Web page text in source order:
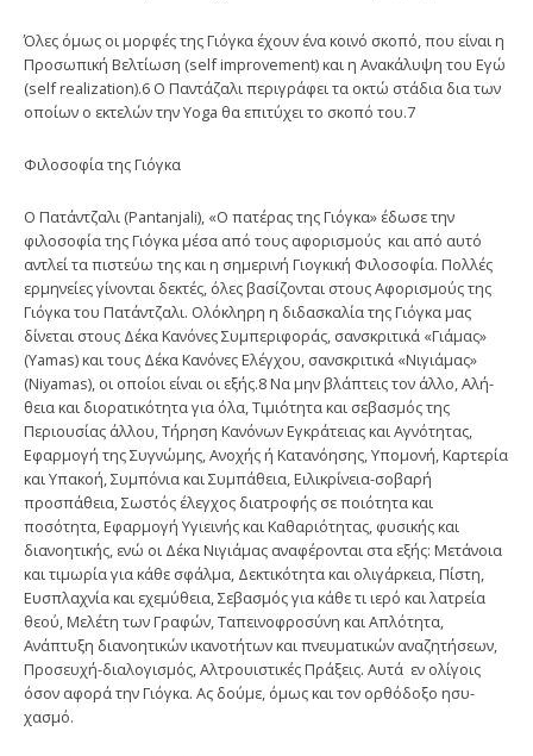
Όλες όμως οι μορφές της Γιόγκα έχουν ένα κοινό σκοπό, που είναι η
Προ­σωπική Βελτίωση (self improvement) και η Ανακάλυψη του Εγώ
(self realization).6 Ο Παντάζαλι περιγράφει τα οκτώ στάδια δια των
οποίων ο εκτελών την Yoga θα επιτύχει το σκοπό του.7
Φιλοσοφία της Γιόγκα
Ο Πατάντζαλι (Pantanjali), «Ο πατέρας της Γιόγκα» έδωσε την
φιλοσοφία της Γιόγκα μέσα από τους αφορισμούς και από αυτό
αντλεί τα πιστεύω της και η σημερινή Γιογκική Φιλοσοφία. Πολλές
ερμηνείες γίνονται δεκτές, όλες βασίζονται στους Αφορισμούς της
Γιόγκα του Πατάντζαλι. Ολόκληρη η διδα­σκαλία της Γιόγκα μας
δίνεται στους Δέκα Κανόνες Συμπεριφοράς, σαν­σκριτικά «Γιάμας»
(Yamas) και τους Δέκα Κανόνες Ελέγχου, σανσκριτικά «Νιγιάμας»
(Niyamas), οι οποίοι είναι οι εξής.8 Να μην βλάπτεις τον άλλο, Αλή­
θεια και διορατικότητα για όλα, Τιμιότητα και σεβασμός της
Περιουσίας άλλου, Τήρηση Κανόνων Εγκράτειας και Αγνότητας,
Εφαρμογή της Συγνώμης, Ανοχής ή Κατανόησης, Υπομονή, Καρτερία
και Υπακοή, Συμπόνια και Συμπά­θεια, Ειλικρίνεια-σοβαρή
προσπάθεια, Σωστός έλεγχος διατροφής σε ποιό­τητα και
ποσότητα, Εφαρμογή Υγιεινής και Καθαριότητας, φυσικής και
διανοητικής, ενώ οι Δέκα Νιγιάμας αναφέρονται στα εξής: Μετάνοια
και τι­μωρία για κάθε σφάλμα, Δεκτικότητα και ολιγάρκεια, Πίστη,
Ευσπλαχνία και εχεμύθεια, Σεβασμός για κάθε τι ιερό και λατρεία
θεού, Μελέτη των Γραφών, Ταπεινοφροσύνη και Απλότητα,
Ανάπτυξη διανοητικών ικανοτήτων και πνευ­ματικών αναζητήσεων,
Προσευχή-διαλογισμός, Αλτρουιστικές Πράξεις. Αυτά εν ολίγοις
όσον αφορά την Γιόγκα. Ας δούμε, όμως και τον ορθόδοξο ησυ­
χασμό.